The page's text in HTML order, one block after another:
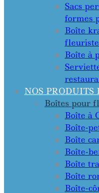
Sacs
formes
Boîte
Boîte à
NOS PRODUITS
Boîtes pour
Boîte à
Boîte-
Boîte
Boîte-
Boîte
Boîte
Boîte-